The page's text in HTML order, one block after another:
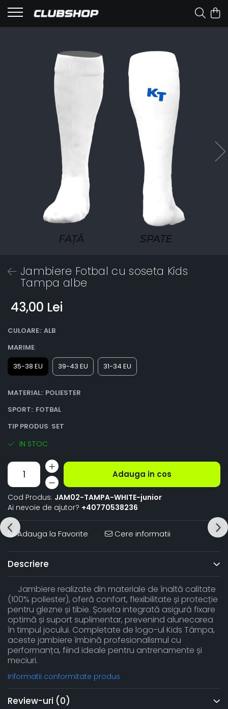
Jambiere Fotbal cu soseta Kids
Tampa albe
43,00 Lei
CULOARE:: ALB
MARIME:
35-38 EU
39-43 EU 31-34 EU
MATERIAL:: POLIESTER
SPORT:: FOTBAL
TIP PRODUS: SET
IN STOC
Adauga in cos
Cod Produs: JAM02-TAMPA-WHITE-junior
Ai nevoie de ajutor? +40770538236
Adauga la Favorite Cere informatii
Descriere
Jambiere realizate din materiale de înaltă calitate
(100% poliester), oferă confort, flexibilitate și protecție
pentru glezne și tibie. Șoseta integrată asigură fixare
optimă și suport suplimentar, prevenind alunecarea
în timpul jocului. Completate de logo-ul Kids Tâmpa,
aceste jambiere îmbină profesionalismul cu
performanța, fiind ideale pentru antrenamente și
meciuri.
Informatii conformitate produs
Review-uri (0)